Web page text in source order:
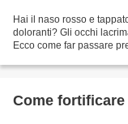
Hai il naso rosso e
doloranti? Gli occhi
Ecco come far passare
Come